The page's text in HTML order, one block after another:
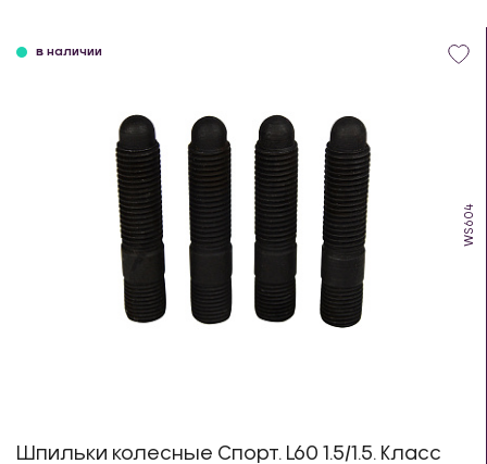
WS604
в наличии
Шпильки колесные Спорт. L60 1.5/1.5. Класс